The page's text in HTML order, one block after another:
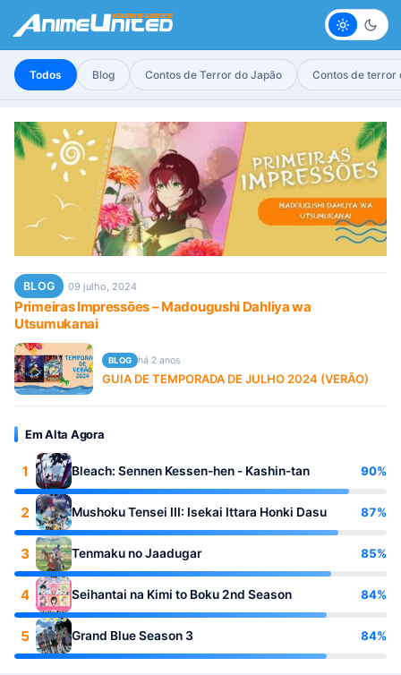
Claro
Todos Blog Contos de Terror do Japão Contos de terror
BLOG 09 julho, 2024
Primeiras Impressões – Madougushi Dahliya wa
Utsumukanai
BLOG há 2 anos
GUIA DE TEMPORADA DE JULHO 2024 (VERÃO)
Em Alta Agora
1 Bleach: Sennen Kessen-hen - Kashin-tan 90%
2 Mushoku Tensei III: Isekai Ittara Honki Dasu 87%
3 Tenmaku no Jaadugar 85%
4 Seihantai na Kimi to Boku 2nd Season 84%
5 Grand Blue Season 3 84%